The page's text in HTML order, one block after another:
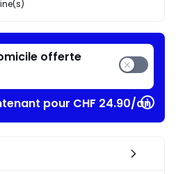
offerte
pour CHF 24.90/an​